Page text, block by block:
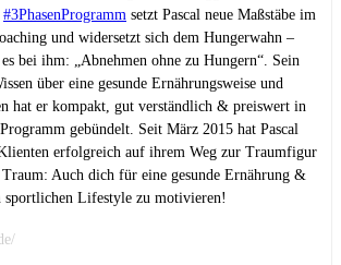
#3PhasenProgramm setzt Pascal neue Maßstäbe im
und widersetzt sich dem Hungerwahn –
es bei ihm: „Abnehmen ohne zu Hungern“. Sein
über eine gesunde Ernährungsweise und
hat er kompakt, gut verständlich & preiswert in
gebündelt. Seit März 2015 hat Pascal
erfolgreich auf ihrem Weg zur Traumfigur
Traum: Auch dich für eine gesunde Ernährung &
sportlichen Lifestyle zu motivieren!